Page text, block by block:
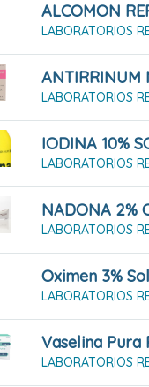
LABORATORIOS
LABORATORIOS
LABORATORIOS
NADONA 2%
LABORATORIOS
LABORATORIOS
LABORATORIOS